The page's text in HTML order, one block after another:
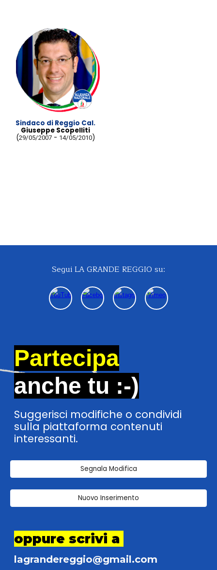
Sindaco di Reggio Cal.
Giuseppe Scopelliti
(29/05/2007 - 14/05/2010)
SeguiLA GRANDE REGGIO su:
Partecipa
anche tu :-)
Suggerisci modifiche o condividi
sulla piattaforma contenuti
interessanti.
Segnala Modifica
Nuovo Inserimento
oppure scrivi a
lagrandereggio@gmail.com